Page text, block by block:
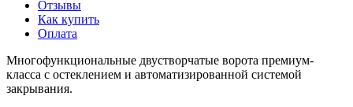
Отзывы
Как купить
Оплата
Многофункциональные двустворчатые ворота премиум-
класса с остеклением и автоматизированной системой
закрывания.